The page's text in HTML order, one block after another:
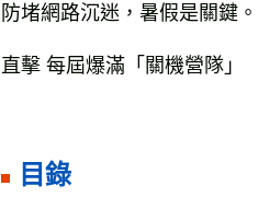
防堵網路沉迷，暑假是關鍵。
直擊 每屆爆滿「關機營隊」
目錄